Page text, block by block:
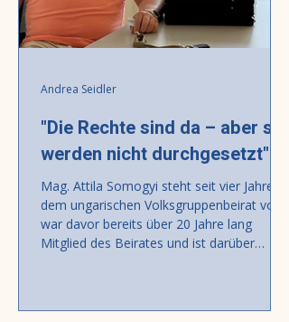
"Die Rechte sind da – aber sie
werden nicht durchgesetzt"
Mag. Attila Somogyi steht seit vier Jahren
dem ungarischen Volksgruppenbeirat vor,
war davor bereits über 20 Jahre lang
Mitglied des Beirates und ist darüber
Andrea Seidler